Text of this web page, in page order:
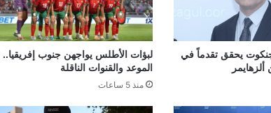
يحقق تقدماً في
لبؤات الأطلس يواجهن جنوب إفريقيا..
الموعد والقنوات الناقلة
منذ 5 ساعات